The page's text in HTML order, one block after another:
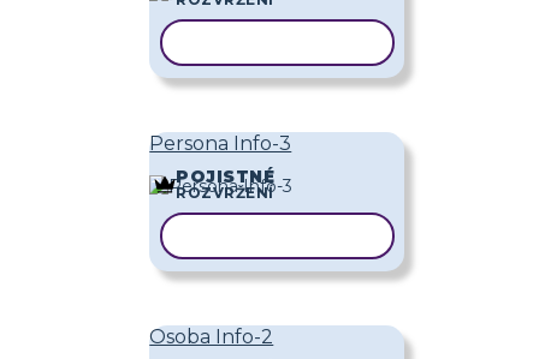
Persona Info-3
POJISTNÉ
ROZVRŽENÍ
Osoba Info-2